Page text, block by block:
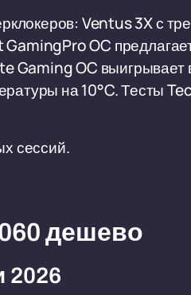
Ventus 3X с
OC
Gaming OC выигрывает
на 10°C. Тесты
сессий.
дешево
2026